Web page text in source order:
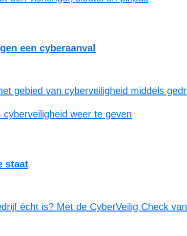
een cyberaanval
gebied van cyberveiligheid middels
staat
écht is? Met de CyberVeilig Check